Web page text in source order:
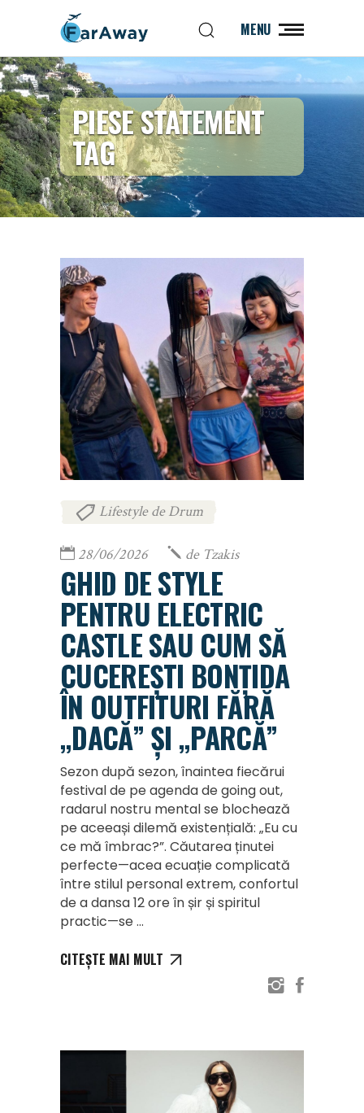
MENU
PIESE STATEMENT
TAG
Lifestyle de Drum
28/06/2026 de Tzakis
GHID DE STYLE
PENTRU ELECTRIC
CASTLE SAU CUM SĂ
CUCEREȘTI BONȚIDA
ÎN OUTFITURI FĂRĂ
„DACĂ” ȘI „PARCĂ”
Sezon după sezon, înaintea fiecărui
festival de pe agenda de going out,
radarul nostru mental se blochează
pe aceeași dilemă existențială: „Eu cu
ce mă îmbrac?”. Căutarea ținutei
perfecte—acea ecuație complicată
între stilul personal extrem, confortul
de a dansa 12 ore în șir și spiritul
practic—se
CITEȘTE MAI MULT